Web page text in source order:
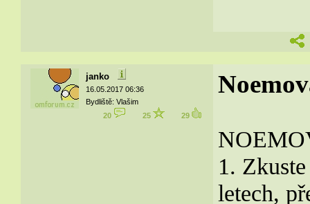
janko
16.05.2017 06:36
Bydliště: Vlašim
20
25 29
1.
letech,